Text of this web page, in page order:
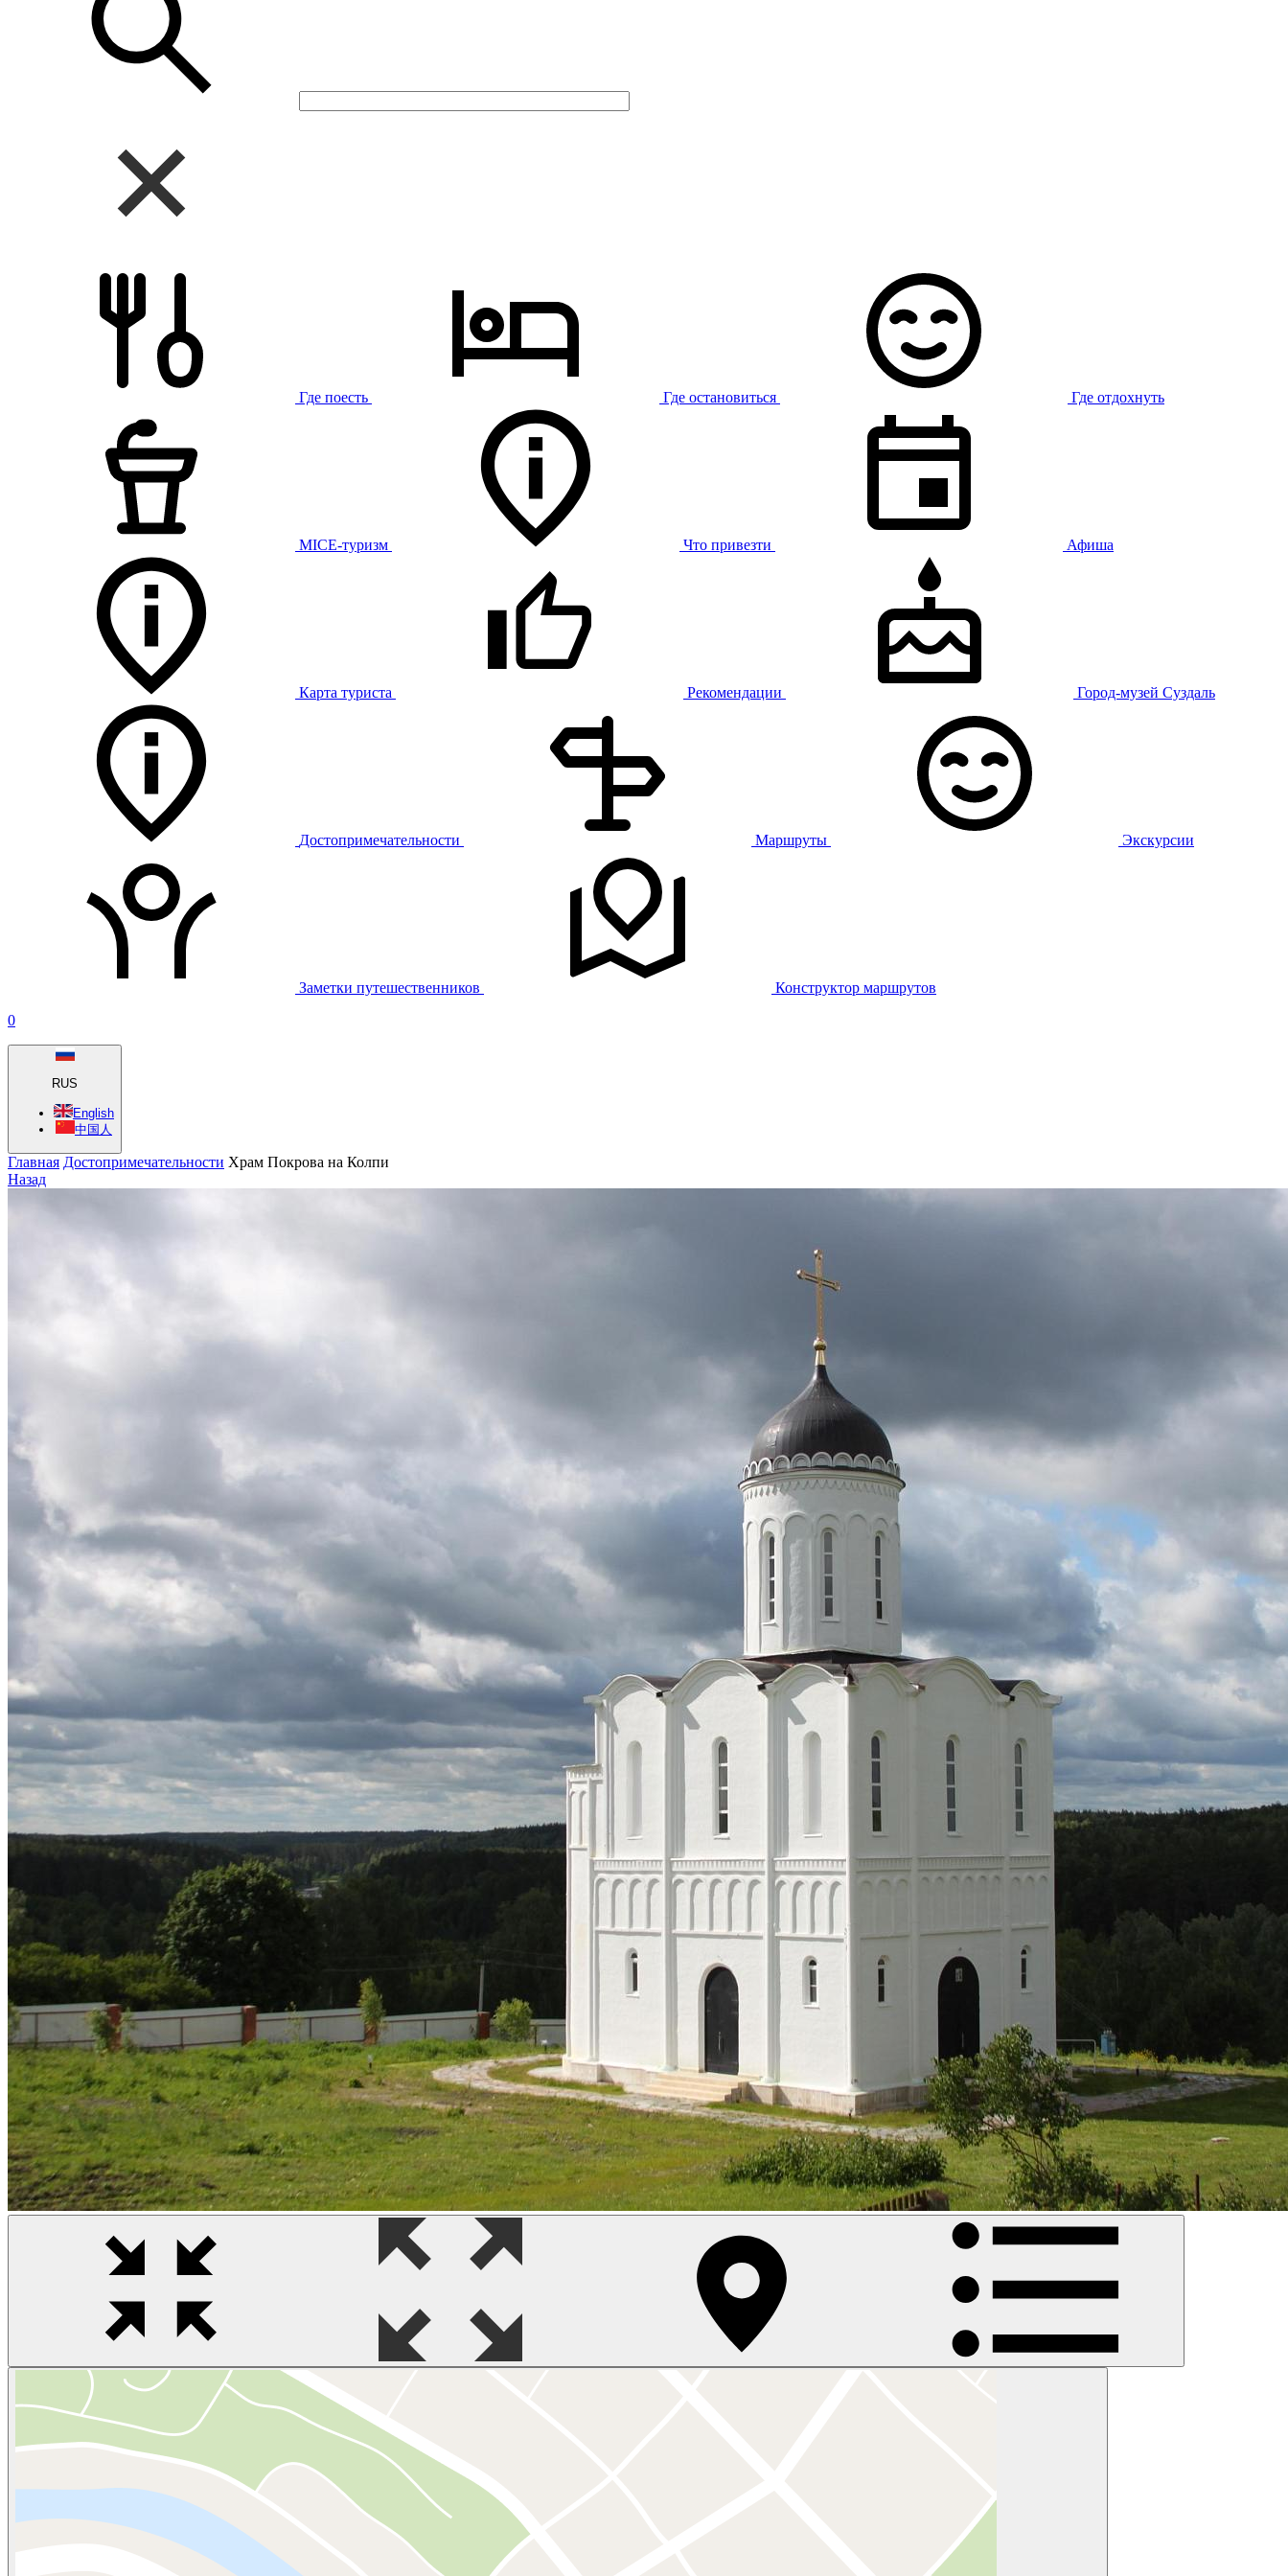
Где поесть Где остановиться Где отдохнуть
MICE-туризм Что привезти Афиша
Карта туриста Рекомендации Город-музей Суздаль
Достопримечательности Маршруты Экскурсии
Заметки путешественников
Конструктор маршрутов
0
RUS
English
中国人
Главная Достопримечательности Храм Покрова на Колпи
Назад